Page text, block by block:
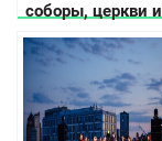
соборы, церкви и
храмы во Львове